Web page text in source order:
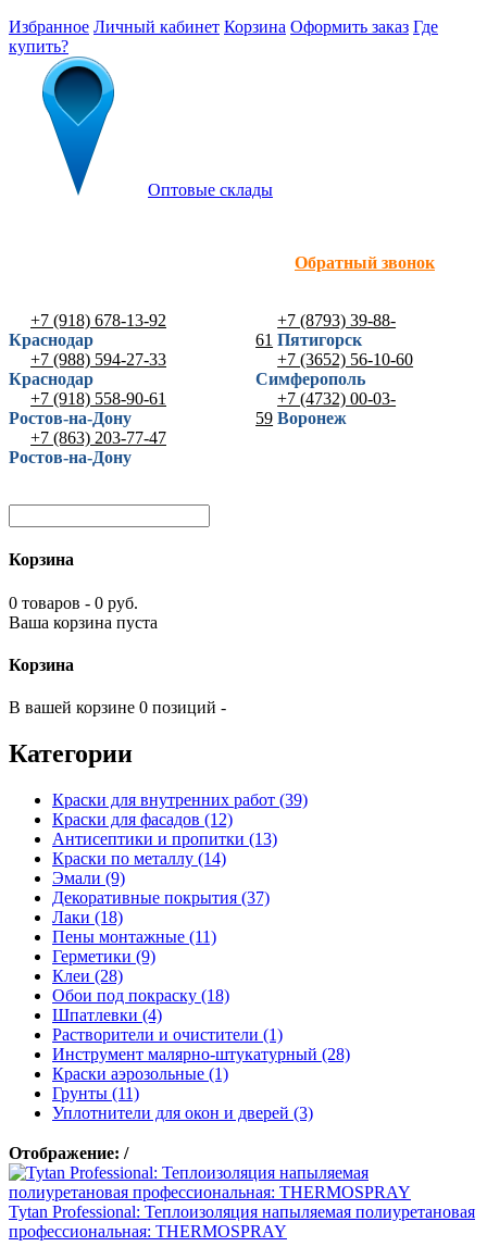
Избранное Личный кабинет Корзина Оформить заказ Где
купить?
Оптовые склады
Обратный звонок
+7 (918) 678-13-92
Краснодар
+7 (988) 594-27-33
Краснодар
+7 (918) 558-90-61
Ростов-на-Дону
+7 (863) 203-77-47
Ростов-на-Дону
+7 (8793) 39-88-
61 Пятигорск
+7 (3652) 56-10-60
Симферополь
+7 (4732) 00-03-
59 Воронеж
Корзина
0 товаров - 0 руб.
Ваша корзина пуста
Корзина
В вашей корзине 0 позиций -
Категории
Краски для внутренних работ (39)
Краски для фасадов (12)
Антисептики и пропитки (13)
Краски по металлу (14)
Эмали (9)
Декоративные покрытия (37)
Лаки (18)
Пены монтажные (11)
Герметики (9)
Клеи (28)
Обои под покраску (18)
Шпатлевки (4)
Растворители и очистители (1)
Инструмент малярно-штукатурный (28)
Краски аэрозольные (1)
Грунты (11)
Уплотнители для окон и дверей (3)
Отображение: /
Tytan Professional: Теплоизоляция напыляемая полиуретановая
профессиональная: THERMOSPRAY